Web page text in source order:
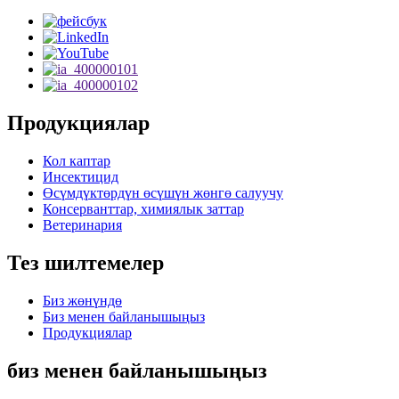
Продукциялар
Кол каптар
Инсектицид
Өсүмдүктөрдүн өсүшүн жөнгө салуучу
Консерванттар, химиялык заттар
Ветеринария
Тез шилтемелер
Биз жөнүндө
Биз менен байланышыңыз
Продукциялар
биз менен байланышыңыз